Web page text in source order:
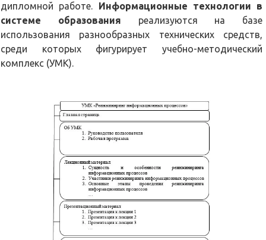
дипломной работе. Информационные технологии в
системе образования реализуются на базе
использования разнообразных технических средств,
среди которых фигурирует учебно-методический
комплекс (УМК).